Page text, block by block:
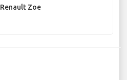
Renault Zoe